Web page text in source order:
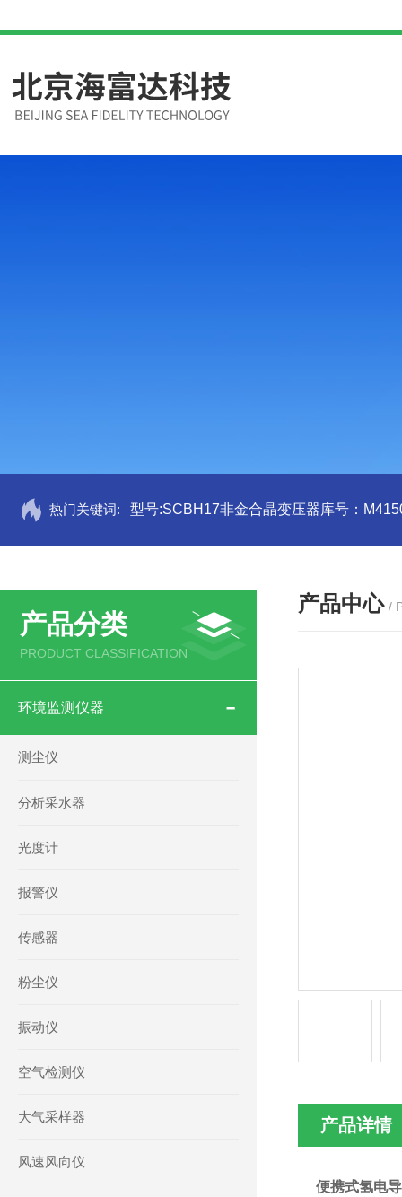
热门关键词: 型号:SCBH17非金合晶变压器库号：
产品分类
PRODUCT CLASSIFICATION
环境监测仪器
测尘仪
分析采水器
光度计
报警仪
传感器
粉尘仪
振动仪
空气检测仪
大气采样器
风速风向仪
产品中心 /
产品详情
便携式氢电